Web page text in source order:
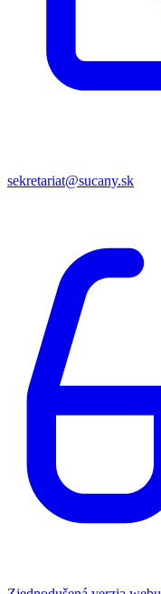
sekretariat@sucany.sk